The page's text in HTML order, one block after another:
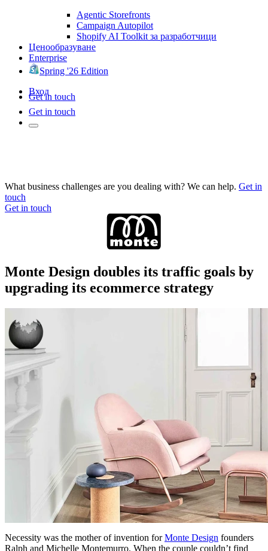
Agentic Storefronts
Campaign Autopilot
Shopify AI Toolkit за разработчици
Ценообразуване
Enterprise
Spring '26 Edition
Вход
Get in touch
Get in touch
What business challenges are you dealing with? We can help. Get in
touch
Get in touch
Monte Design doubles its traffic goals by
upgrading its ecommerce strategy
Necessity was the mother of invention forMonte Design founders
Ralph and Michelle Montemurro. When the couple couldn’t find